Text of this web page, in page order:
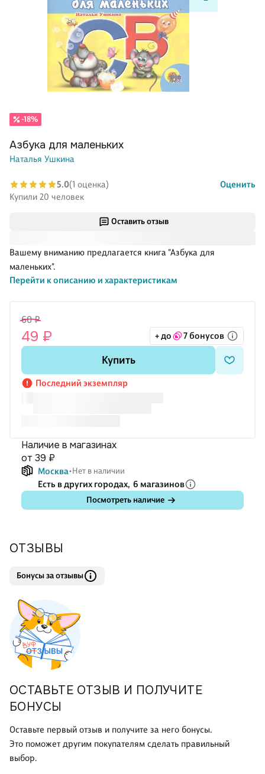
Оставить отзыв
Вашему вниманию предлагается книга "Азбука для
маленьких".
Перейти к описанию и характеристикам
-18%
Азбука для маленьких
Наталья Ушкина
5.0(1 оценка)
Оценить
Купили 20 человек
60 ₽
49 ₽ + до 7 бонусов
Купить
Последний экземпляр
Наличие в магазинах
от 39 ₽
Москва Нет в наличии
Есть в других городах, 6 магазинов
Посмотреть наличие
ОТЗЫВЫ
Бонусы за отзывы
ОСТАВЬТЕ ОТЗЫВ И ПОЛУЧИТЕ
БОНУСЫ
Оставьте первый отзыв и получите за него бонусы.
Это поможет другим покупателям сделать правильный
выбор.